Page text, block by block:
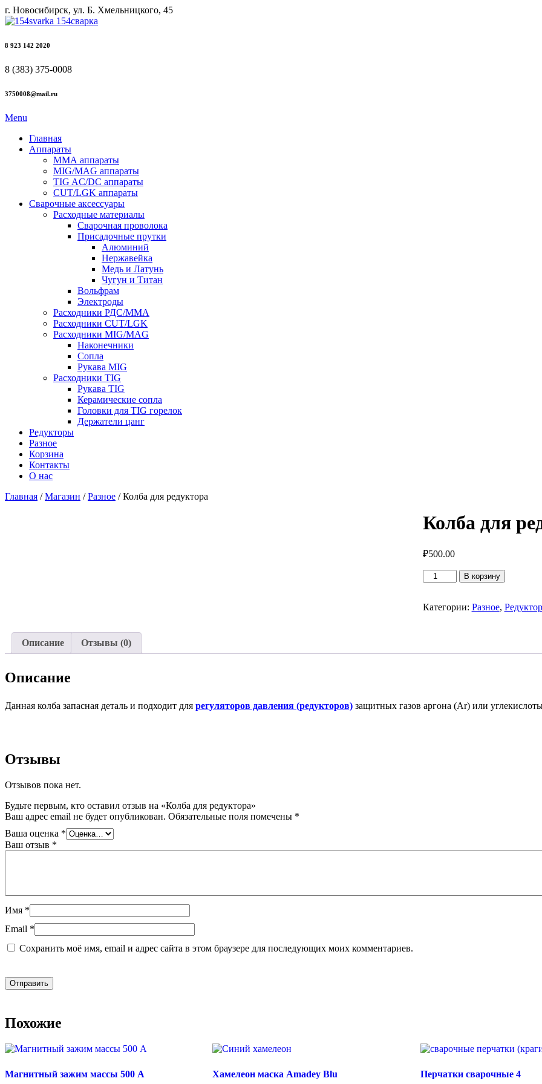
г. Новосибирск, ул. Б. Хмельницкого, 45
8 923 142 2020
8 (383) 375-0008
3750008@mail.ru
Menu
Главная
Аппараты
ММА аппараты
MIG/MAG аппараты
TIG AC/DC аппараты
CUT/LGK аппараты
Сварочные аксессуары
Расходные материалы
Сварочная проволока
Присадочные прутки
Алюминий
Нержавейка
Медь и Латунь
Чугун и Титан
Вольфрам
Электроды
Расходники РДС/MMA
Расходники CUT/LGK
Расходники MIG/MAG
Наконечники
Сопла
Рукава MIG
Расходники TIG
Рукава TIG
Керамические сопла
Головки для TIG горелок
Держатели цанг
Редукторы
Разное
Корзина
Контакты
О нас
Главная /Магазин /Разное / Колба для редуктора
Колба для
₽500.00
Количество
товара
для
В корзину
Категории: Разное,
Описание Отзывы (0)
Описание
Данная колба запасная деталь и подходит для регуляторов давления (редукторов) защитных газов аргона (Ar) или
Отзывы
Отзывов пока нет.
Будьте первым, кто оставил отзыв на «Колба для редуктора»
Ваш адрес email не будет опубликован. Обязательные поля помечены *
Ваша оценка *
Ваш отзыв *
Имя *
Email *
Сохранить моё имя, email и адрес сайта в этом браузере для последующих моих комментариев.
Похожие
Магнитный зажим массы 500 А Хамелеон маска Amadey Blu Перчатки сварочные 4